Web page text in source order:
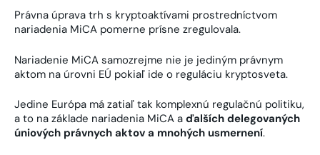
Právna úprava trh s kryptoaktívami prostredníctvom
nariadenia MiCA pomerne prísne zregulovala.
Nariadenie MiCA samozrejme nie je jediným právnym
aktom na úrovni EÚ pokiaľ ide o reguláciu kryptosveta.
Jedine Európa má zatiaľ tak komplexnú regulačnú politiku,
a to na základe nariadenia MiCA a ďalších delegovaných
úniových právnych aktov a mnohých usmernení.